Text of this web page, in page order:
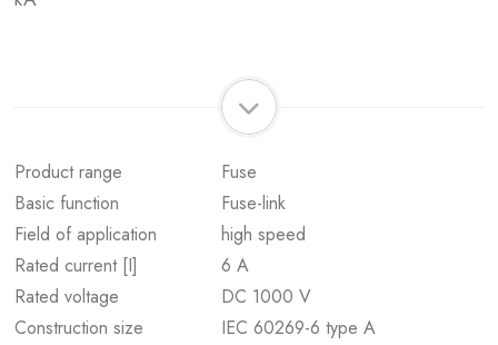
Product range
Fuse
Basic function
Fuse-link
Field of application
high speed
Rated current [I]
6 A
Rated voltage
DC 1000 V
Construction size
IEC 60269-6 type A